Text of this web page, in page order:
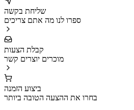
שליחת בקשה
ספרו לנו מה אתם צריכים
קבלת הצעות
מוכרים יוצרים קשר
ביצוע הזמנה
בחרו את ההצעה הטובה ביותר